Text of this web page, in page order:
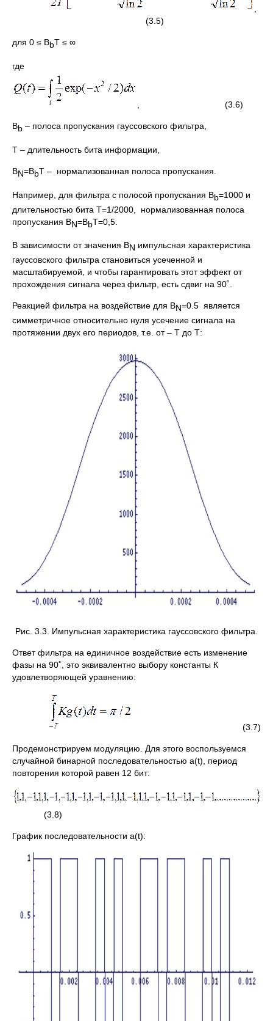
,
(3.5)
для 0 ≤ BbТ ≤ ∞
где
, (3.6)
Bb – полоса пропускания гауссовского фильтра,
Т – длительность бита информации,
BN=BbТ – нормализованная полоса пропускания.
Например, для фильтра с полосой пропускания Bb=1000 и
длительностью бита Т=1/2000, нормализованная полоса
пропускания BN=BbТ=0,5.
В зависимости от значения BN импульсная характеристика
гауссовского фильтра становиться усеченной и
масштабируемой, и чтобы гарантировать этот эффект от
прохождения сигнала через фильтр, есть сдвиг на 90˚.
Реакцией фильтра на воздействие для BN=0.5 является
симметричное относительно нуля усечение сигнала на
протяжении двух его периодов, т.е. от – Т до Т:
Рис. 3.3. Импульсная характеристика гауссовского фильтра.
Ответ фильтра на единичное воздействие есть изменение
фазы на 90˚, это эквивалентно выбору константы К
удовлетворяющей уравнению:
(3.7)
Продемонстрируем модуляцию. Для этого воспользуемся
случайной бинарной последовательностью a(t), период
повторения которой равен 12 бит:
(3.8)
График последовательности a(t):